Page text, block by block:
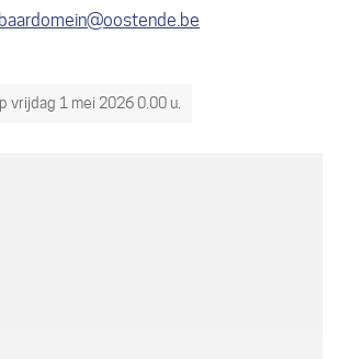
vrijdag 1 mei 2026 0.00 u.